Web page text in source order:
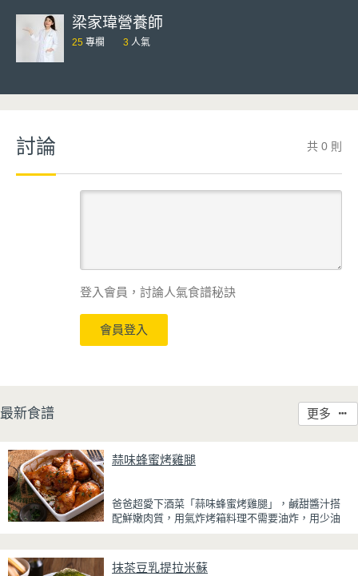
梁家瑋營養師
25 專欄 3 人氣
討論 共 0 則
登入會員，討論人氣食譜秘訣
會員登入
最新食譜 更多
蒜味蜂蜜烤雞腿
爸爸超愛下酒菜「蒜味蜂蜜烤雞腿」，鹹甜醬汁搭
配鮮嫩肉質，用氣炸烤箱料理不需要油炸，用少油
入氣炸烤箱烘烤，免油炸也能烤出外皮金黃微酥、
抹茶豆乳提拉米蘇